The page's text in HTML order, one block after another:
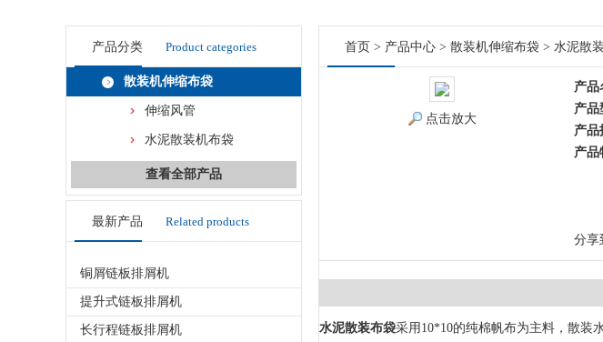
产品分类 Product categories
散装机伸缩布袋
伸缩风管
水泥散装机布袋
查看全部产品
最新产品 Related products
铜屑链板排屑机
提升式链板排屑机
长行程链板排屑机
首页 > 产品中心 > 散装机伸缩布袋 > 水泥散
点击放大
产品
产品
产品
产品
分享
水泥散装布袋采用10*10的纯棉帆布为主料，散装